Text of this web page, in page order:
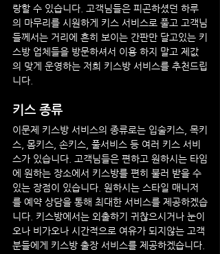
랑할 수 있습니다. 고객님들은 피곤하셨던 하루
의 마무리를 시원하게 키스 서비스로 풀고 고객님
들께서는 거리에 흔히 보이는 간판만 달고있는 키
스방 업체들을 방문하셔서 이용 하지 말고 제값
의 맞게 운영하는 저희 키스방 서비스를 추천드립
니다.
키스 종류
이문제 키스방 서비스의 종류로는 입술키스, 목키
스, 몸키스, 손키스, 풀서비스 등 여러 키스 서비
스가 있습니다. 고객님들은 편하고 원하시는 타임
에 원하는 장소에서 키스방를 편히 불러 받을 수
있는 장점이 있습니다. 원하시는 스타일 매니저
를 예약 상담을 통해 최대한 서비스를 제공하겠습
니다. 키스방에서는 외출하기 귀찮으시거나 눈이
오나 비가오나 시간적으로 여유가 되지않는 고객
분들에게 키스방 출장 서비스를 제공하겠습니다.